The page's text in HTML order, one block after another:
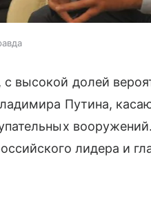
высокой долей
Путина,
лидера и